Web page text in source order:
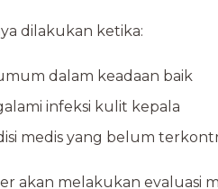
dilakukan ketika:
dalam keadaan baik
infeksi kulit kepala
medis yang belum
akan melakukan evaluasi